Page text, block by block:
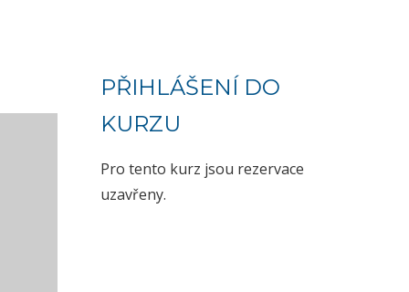
PŘIHLÁŠENÍ DO
KURZU
Pro tento kurz jsou rezervace
uzavřeny.